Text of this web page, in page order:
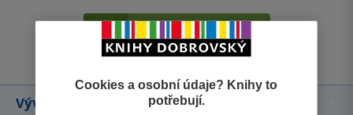
Přidat hodnocení
Vývoj ceny
Cookies a osobní údaje? Knihy to
potřebují.